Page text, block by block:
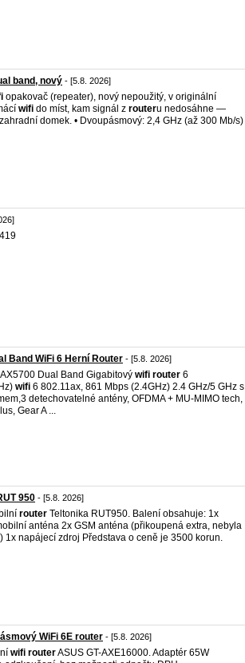
band, nový - [5.8. 2026]
opakovač (repeater), nový nepoužitý, v originální
wifi do míst, kam signál z routeru nedosáhne —
domek. • Dvoupásmový: 2,4 GHz (až 300 Mb/s)
Band WiFi 6 Herní Router - [5.8. 2026]
Dual Band Gigabitový wifi router 6
wifi 6 802.11ax, 861 Mbps (2.4GHz) 2.4 GHz/5 GHz s
detechovatelné antény, OFDMA + MU-MIMO tech,
Gear A ...
950 - [5.8. 2026]
router Teltonika RUT950. Balení obsahuje: 1x
anténa 2x GSM anténa (přikoupená extra, nebyla
1x napájecí zdroj Představa o ceně je 3500 korun.
WiFi 6E router - [5.8. 2026]
wifi routerASUS GT-AXE16000. Adaptér 65W